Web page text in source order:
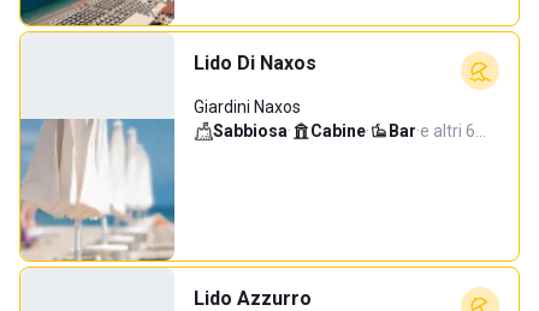
Lido Di Naxos
Giardini Naxos
Sabbiosa· Cabine· Bar·e altri 6…
Lido Azzurro